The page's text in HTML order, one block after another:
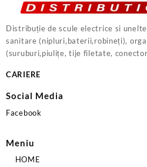
Distribuție de scule electrice si
sanitare (nipluri,baterii,robineți),
(suruburi,piulițe, tije filetate,
CARIERE
Social Media
Facebook
Meniu
HOME